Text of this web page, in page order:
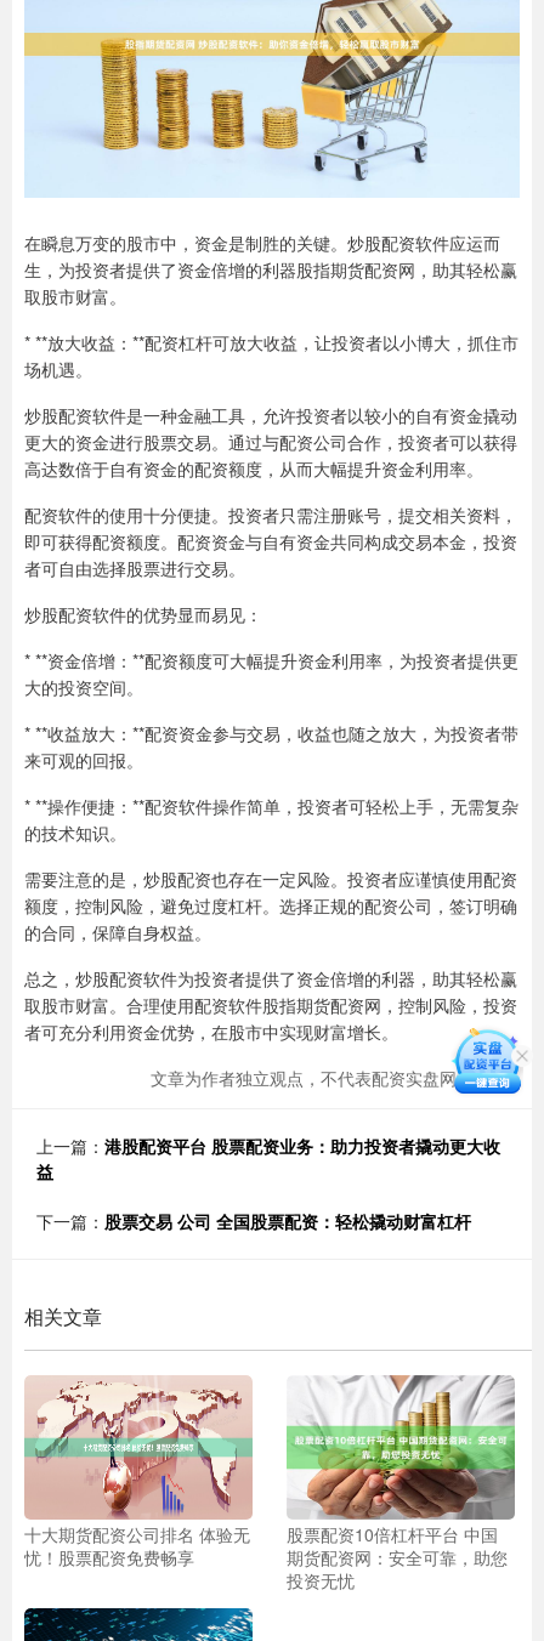
在瞬息万变的股市中，资金是制胜的关键。炒股配资软件应运而
生，为投资者提供了资金倍增的利器股指期货配资网，助其轻松赢
取股市财富。
* **放大收益：**配资杠杆可放大收益，让投资者以小博大，抓住市
场机遇。
炒股配资软件是一种金融工具，允许投资者以较小的自有资金撬动
更大的资金进行股票交易。通过与配资公司合作，投资者可以获得
高达数倍于自有资金的配资额度，从而大幅提升资金利用率。
配资软件的使用十分便捷。投资者只需注册账号，提交相关资料，
即可获得配资额度。配资资金与自有资金共同构成交易本金，投资
者可自由选择股票进行交易。
炒股配资软件的优势显而易见：
* **资金倍增：**配资额度可大幅提升资金利用率，为投资者提供更
大的投资空间。
* **收益放大：**配资资金参与交易，收益也随之放大，为投资者带
来可观的回报。
* **操作便捷：**配资软件操作简单，投资者可轻松上手，无需复杂
的技术知识。
需要注意的是，炒股配资也存在一定风险。投资者应谨慎使用配资
额度，控制风险，避免过度杠杆。选择正规的配资公司，签订明确
的合同，保障自身权益。
总之，炒股配资软件为投资者提供了资金倍增的利器，助其轻松赢
取股市财富。合理使用配资软件股指期货配资网，控制风险，投资
者可充分利用资金优势，在股市中实现财富增长。
文章为作者独立观点，不代表配资实盘网站观点
上一篇： 港股配资平台 股票配资业务：助力投资者撬动更大收
益
下一篇： 股票交易 公司 全国股票配资：轻松撬动财富杠杆
相关文章
十大期货配资公司排名 体验无
忧！股票配资免费畅享
股票配资10倍杠杆平台 中国
期货配资网：安全可靠，助您
投资无忧